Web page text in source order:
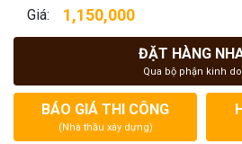
Giá: 1,150,000
ĐẶT HÀNG
Qua bộ phận kinh
BÁO GIÁ THI CÔNG
(Nhà thầu xây dựng)